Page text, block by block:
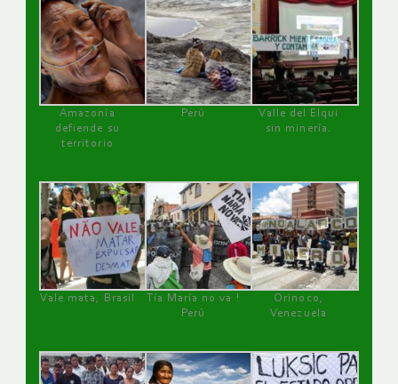
Amazonía
defiende su
territorio
Perú
Valle del Elqui
sin minería.
Vale mata, Brasil
Tía María no va !
Perú
Orinoco,
Venezuela